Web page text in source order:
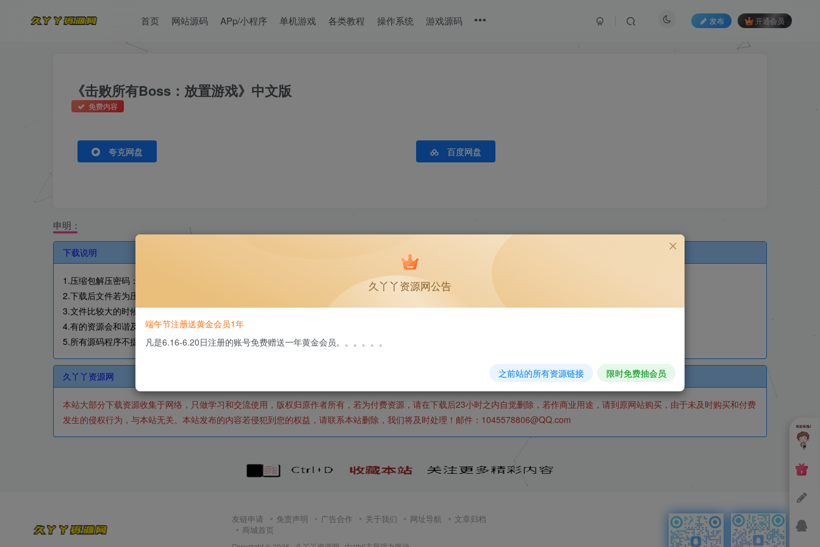
首页 网站源码 APp/小程序 单机游戏 各类教程 操作系统 游戏源码 发布 开通会员
《击败所有Boss：放置游戏》中文版
免费内容
夸克网盘 百度网盘
申明：
下载说明
1.压缩包解压密码： 文章内包含密码丨www.gopojie.com丨www.9yy.net丨压缩包注释
2.下载后文件若为压缩包格式，请安装7Z软件或者其它压缩软件进行解压;
3.文件比较大的时候，建议使用IDM下载工具进行下载，浏览器下载有时候会自动中断，导致下载错误;
4.有的资源会和谐及时反馈私信 网盘打不开 请参考：https://www.9yy.net/1.html
5.所有源码程序不提供技术支持，本质就是分享程序让大家学习,请勿商用。
久丫丫资源网
本站大部分下载资源收集于网络，只做学习和交流使用，版权归原作者所有，若为付费资源，请在下载后23小时之内自觉删除，若作商业用途，请到原网站购买，由于未及时购买和付费
发生的侵权行为，与本站无关。本站发布的内容若侵犯到您的权益，请联系本站删除，我们将及时处理！邮件：1045578806@QQ.com
友链申请 免责声明 广告合作 关于我们 网址导航
文章归档
商城首页
久丫丫资源网公告
端午节注册送黄金会员1年
凡是6.16-6.20日注册的账号免费赠送一年黄金会员。。。。。。
之前站的所有资源链接 限时免费抽会员